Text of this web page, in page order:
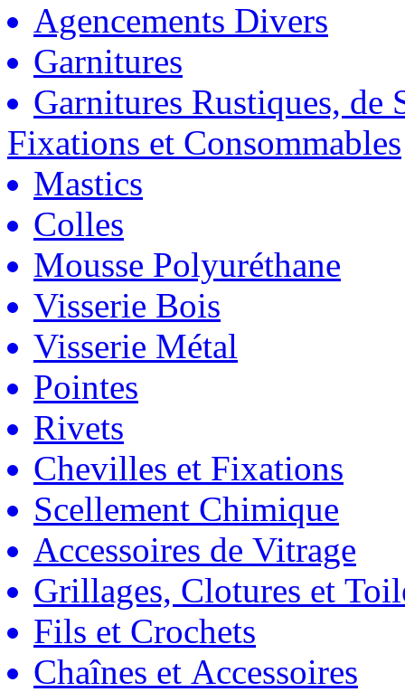
Agencements Divers
Garnitures
Garnitures Rustiques, de
Fixations et Consommables
Mastics
Colles
Mousse Polyuréthane
Visserie Bois
Visserie Métal
Pointes
Rivets
Chevilles et Fixations
Scellement Chimique
Accessoires de Vitrage
Grillages, Clotures et
Fils et Crochets
Chaînes et Accessoires